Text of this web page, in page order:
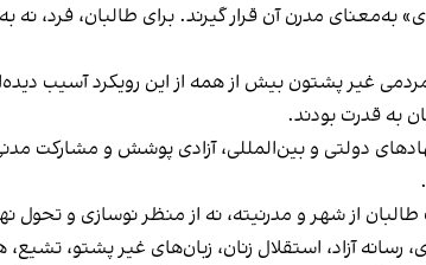
به‌معنای مدرن آن قرار گیرند. برای طالبان،
غیر پشتون بیش از همه از این رویکرد آسیب
به قدرت بودند.
دولتی و بین‌المللی، آزادی پوشش و مشارکت
از شهر و مدرنیته، نه از منظر نوسازی و
آزاد، استقلال زنان، زبان‌های غیر پشتو،